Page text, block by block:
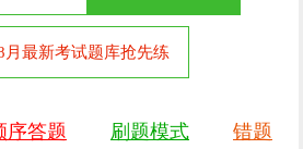
月最新考试题库抢先练
序答题 刷题模式
错题